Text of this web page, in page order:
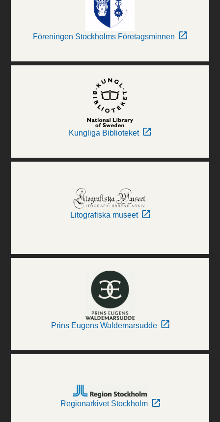
Föreningen Stockholms Företagsminnen
Kungliga Biblioteket
Litografiska museet
Prins Eugens Waldemarsudde
Regionarkivet Stockholm